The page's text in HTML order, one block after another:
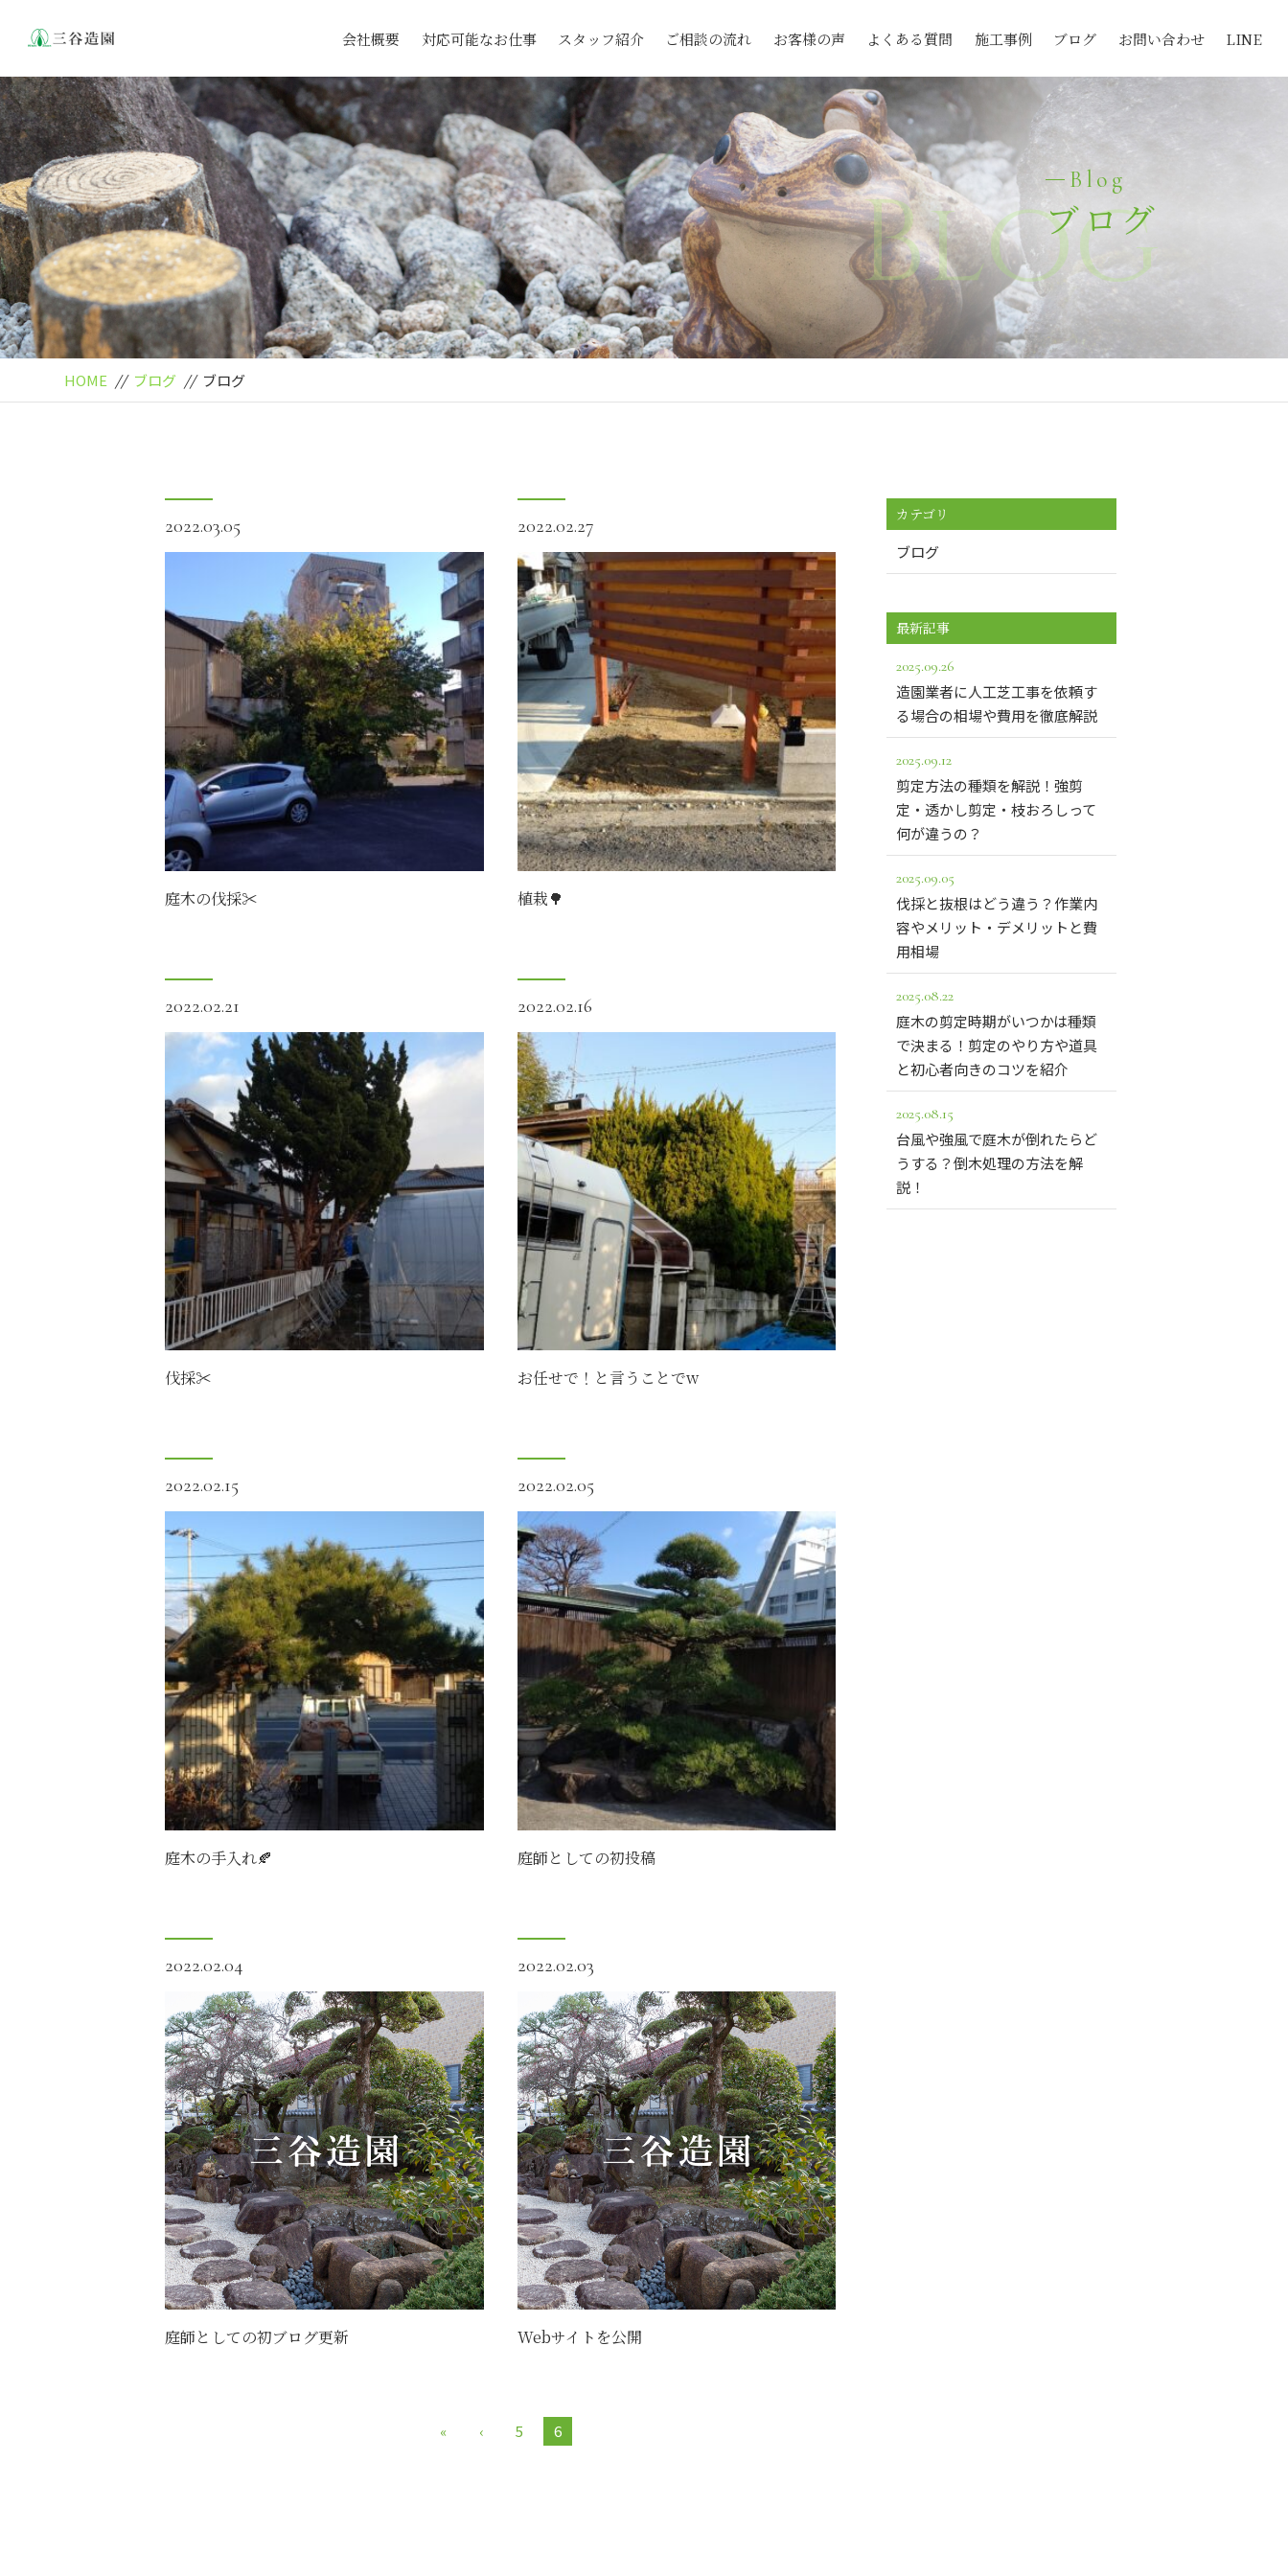
会社概要 対応可能なお仕事 スタッフ紹介 ご相談の流れ お客様の声 よくある質問 施工事例 ブログ お問い合わせ LINE
Blog
ブログ
Blog
HOME // ブログ // ブログ
2022.03.05
庭木の伐採✂️
2022.02.27
植栽🌳
2022.02.21
伐採✂️
2022.02.16
お任せで！と言うことでw
2022.02.15
庭木の手入れ🍂
2022.02.05
庭師としての初投稿
2022.02.04
庭師としての初ブログ更新
2022.02.03
Webサイトを公開
« ‹ 5 6
カテゴリ
ブログ
最新記事
2025.09.26
造園業者に人工芝工事を依頼す
る場合の相場や費用を徹底解説
2025.09.12
剪定方法の種類を解説！強剪
定・透かし剪定・枝おろしって
何が違うの？
2025.09.05
伐採と抜根はどう違う？作業内
容やメリット・デメリットと費
用相場
2025.08.22
庭木の剪定時期がいつかは種類
で決まる！剪定のやり方や道具
と初心者向きのコツを紹介
2025.08.15
台風や強風で庭木が倒れたらど
うする？倒木処理の方法を解
説！